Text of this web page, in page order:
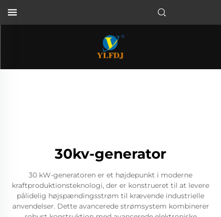
30kv-generator
30 kW-generatoren er et højdepunkt i moderne
kraftproduktionsteknologi, der er konstrueret til at levere
pålidelig højspændingsstrøm til krævende industrielle
anvendelser. Dette avancerede strømsystem kombinerer